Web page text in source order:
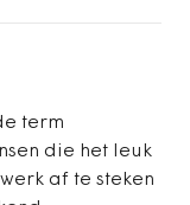
term
die het leuk
af te steken